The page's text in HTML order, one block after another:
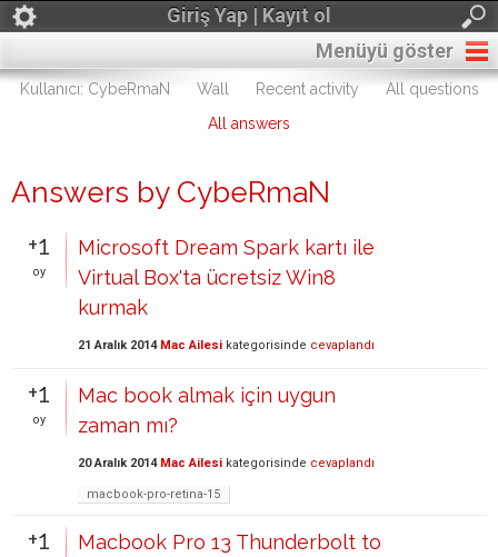
Giriş Yap | Kayıt ol
Menüyü göster
Kullanıcı: CybeRmaN Wall Recent activity
All questions
All answers
Answers by CybeRmaN
+1
oy
Microsoft Dream Spark kartı ile
Virtual Box'ta ücretsiz Win8
kurmak
21 Aralık 2014 Mac Ailesi kategorisinde cevaplandı
+1
oy
Mac book almak için uygun
zaman mı?
20 Aralık 2014 Mac Ailesi kategorisinde cevaplandı
macbook-pro-retina-15
+1
Macbook Pro 13 Thunderbolt to